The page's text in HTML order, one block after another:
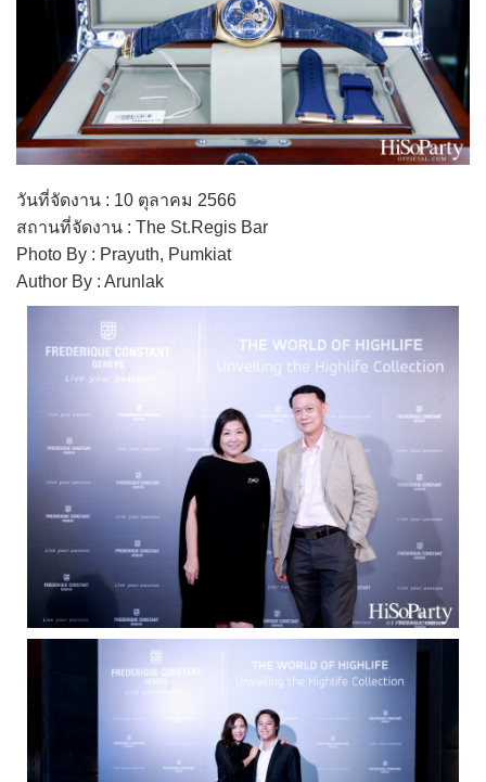
วันที่จัดงาน : 10 ตุลาคม 2566
สถานที่จัดงาน : The St.Regis Bar
Photo By : Prayuth, Pumkiat
Author By : Arunlak